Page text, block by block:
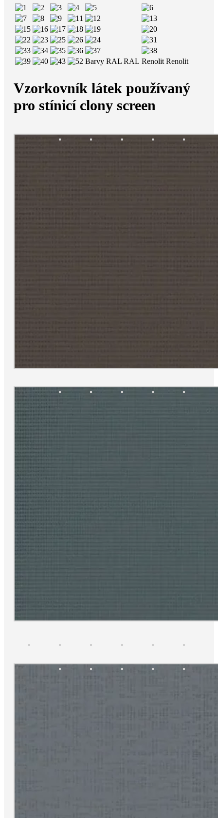
Barvy RAL RAL Renolit Renolit
Vzorkovník látek používaný
pro stínicí clony screen